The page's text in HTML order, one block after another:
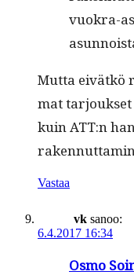
vuokra-
Mut­ta eivätkö
mat
kuin ATT:n
Vastaa
vk sanoo:
6.4.2017 16:34
Osmo